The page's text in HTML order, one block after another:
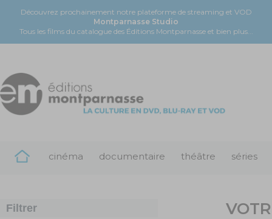
Découvrez prochainement notre plateforme de streaming et VOD
Montparnasse Studio
Tous les films du catalogue des Éditions Montparnasse et bien plus...
cinéma documentaire théâtre séries
Filtrer